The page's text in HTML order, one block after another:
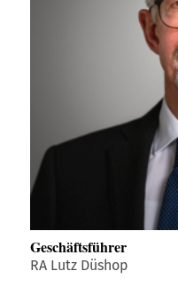
Geschäftsführer
RA Lutz Düshop